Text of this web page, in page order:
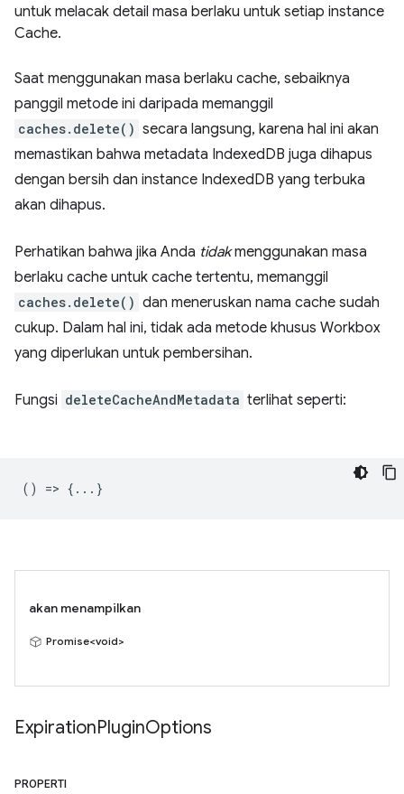
untuk melacak detail masa berlaku untuk setiap instance
Cache.
Saat menggunakan masa berlaku cache, sebaiknya
panggil metode ini daripada memanggil
caches.delete() secara langsung, karena hal ini akan
memastikan bahwa metadata IndexedDB juga dihapus
dengan bersih dan instance IndexedDB yang terbuka
akan dihapus.
Perhatikan bahwa jika Anda tidakmenggunakan masa
berlaku cache untuk cache tertentu, memanggil
caches.delete() dan meneruskan nama cache sudah
cukup. Dalam hal ini, tidak ada metode khusus Workbox
yang diperlukan untuk pembersihan.
Fungsi deleteCacheAndMetadata terlihat seperti:
() => {...}
akan menampilkan
Promise<void>
ExpirationPluginOptions
PROPERTI